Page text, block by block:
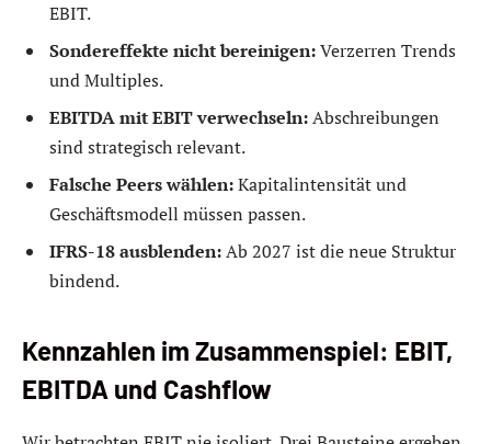
EBIT.
Sondereffekte nicht bereinigen:Verzerren Trends
und Multiples.
EBITDA mit EBIT verwechseln:Abschreibungen
sind strategisch relevant.
Falsche Peers wählen:Kapitalintensität und
Geschäftsmodell müssen passen.
IFRS-18 ausblenden:Ab 2027 ist die neue Struktur
bindend.
Kennzahlen im Zusammenspiel: EBIT,
EBITDA und Cashflow